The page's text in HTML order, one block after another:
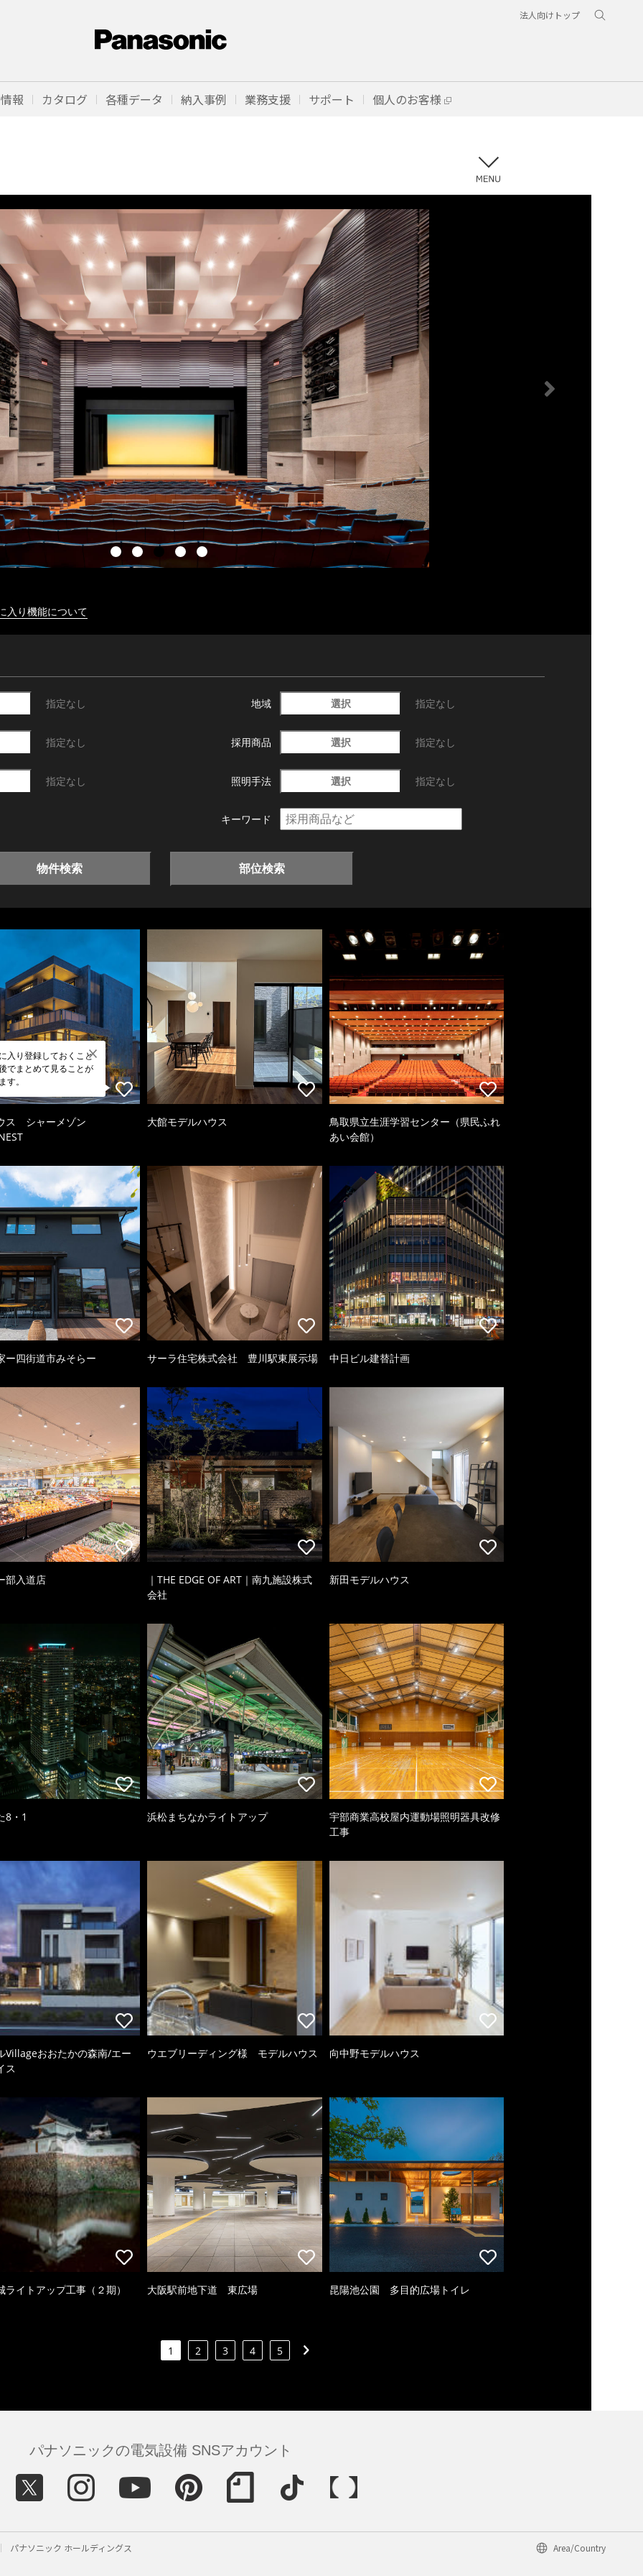
法人向けトップ
報 カタログ 各種データ 納入事例 業務支援 サポート 個人のお客様
入り機能について
指定なし 地域 選択 指定なし
指定なし 採用商品 選択 指定なし
指定なし 照明手法 選択 指定なし
キーワード
物件検索 部位検索
入り登録しておくこと
でまとめて見ることが
す。
ス シャーメゾン
大館モデルハウス
鳥取県立生涯学習センター（県民ふれ
あい会館）
ー四街道市みそらー サーラ住宅株式会社 豊川駅東展示場 中日ビル建替計画
部入道店
｜THE EDGE OF ART｜南九施設株式
会社
新田モデルハウス
8・1 浜松まちなかライトアップ
宇部商業高校屋内運動場照明器具改修
工事
Villageおおたかの森南/エー
ス
ウエブリーディング様 モデルハウス 向中野モデルハウス
ライトアップ工事（２期） 大阪駅前地下道 東広場 昆陽池公園 多目的広場トイレ
1 2 3 4 5
パナソニックの電気設備 SNSアカウント
パナソニック ホールディングス Area/Country